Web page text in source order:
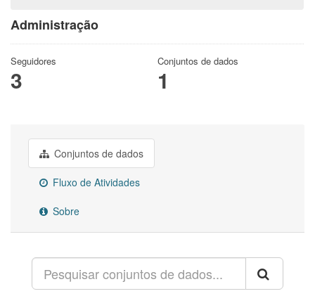
Administração
Seguidores
3
Conjuntos de dados
1
Conjuntos de dados
Fluxo de Atividades
Sobre